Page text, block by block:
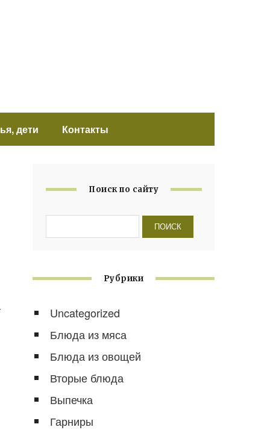
дети Контакты
Поиск по сайту
Рубрики
Uncategorized
Блюда из мяса
Блюда из овощей
Вторые блюда
Выпечка
Гарниры